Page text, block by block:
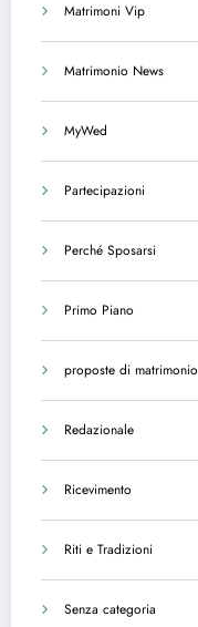
Matrimoni Vip
Matrimonio News
MyWed
Partecipazioni
Perché Sposarsi
Primo Piano
proposte di matrimonio
Redazionale
Ricevimento
Riti e Tradizioni
Senza categoria